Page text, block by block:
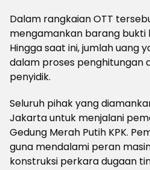
Dalam rangkaian OTT
mengamankan barang bukti
Hingga saat ini, jumlah uang
dalam proses penghitungan
penyidik.
Seluruh pihak yang
Jakarta untuk menjalani
Gedung Merah Putih KPK.
guna mendalami peran
konstruksi perkara dugaan